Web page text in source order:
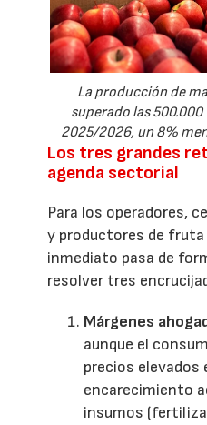
La producción de
superado las
2025/2026, un 8%
Los tres grandes
agenda sectorial
Para los operadores,
y productores de
inmediato pasa de
resolver tres
Márgenes
aunque el
precios elevados
encarecimiento
insumos